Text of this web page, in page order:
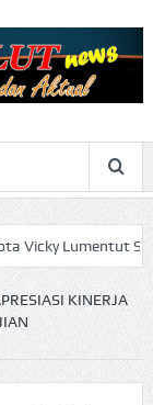
Serahkan LKPD
KINERJA